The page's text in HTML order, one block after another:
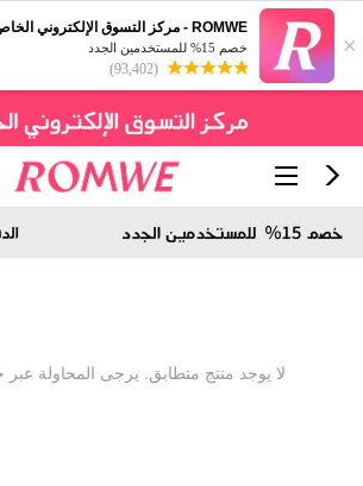
×
ROMWE - مركز التسوق الإلكتروني الخاص بك
خصم 15% للمستخدمين الجدد
(93,402)
لا يوجد منتج متطابق. يرجى المحاولة عبر